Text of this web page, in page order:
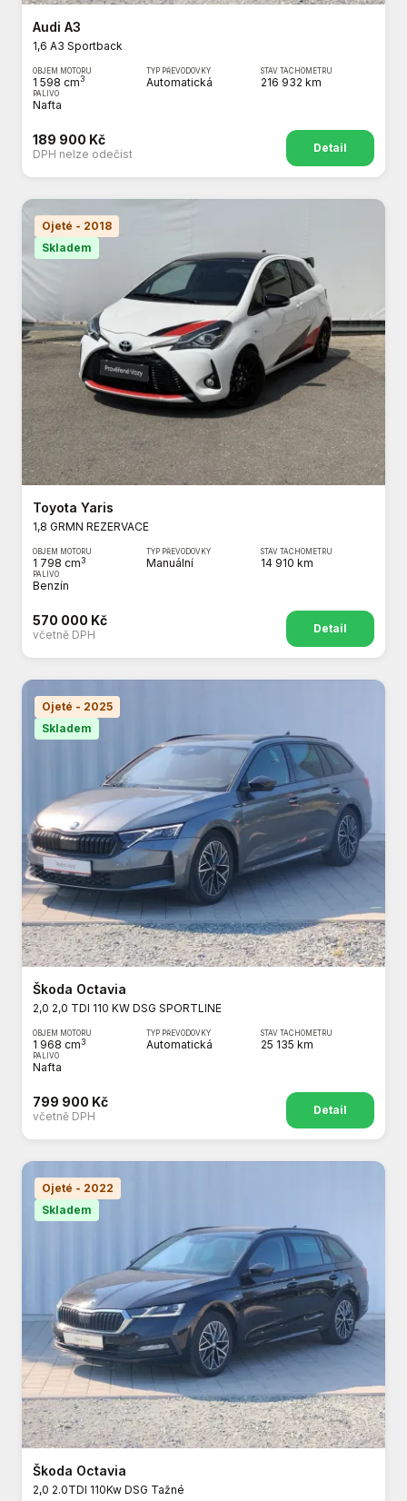
Audi A3
1,6 A3 Sportback
OBJEM MOTORU
1 598 cm3
TYP PŘEVODOVKY
Automatická
STAV TACHOMETRU
216 932 km
PALIVO
Nafta
189 900 Kč
DPH nelze odečíst Detail
Ojeté - 2018
Skladem
Toyota Yaris
1,8 GRMN REZERVACE
OBJEM MOTORU
1 798 cm3
TYP PŘEVODOVKY
Manuální
STAV TACHOMETRU
14 910 km
PALIVO
Benzín
570 000 Kč
včetně DPH Detail
Ojeté - 2025
Skladem
Škoda Octavia
2,0 2,0 TDI 110 KW DSG SPORTLINE
OBJEM MOTORU
1 968 cm3
TYP PŘEVODOVKY
Automatická
STAV TACHOMETRU
25 135 km
PALIVO
Nafta
799 900 Kč
včetně DPH Detail
Ojeté - 2022
Skladem
Škoda Octavia
2,0 2.0TDI 110Kw DSG Tažné